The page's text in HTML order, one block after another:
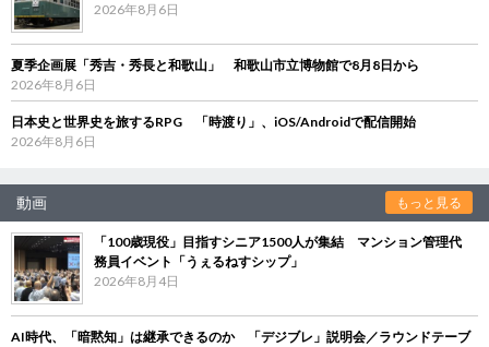
2026年8月6日
夏季企画展「秀吉・秀長と和歌山」 和歌山市立博物館で8月8日から
2026年8月6日
日本史と世界史を旅するRPG 「時渡り」、iOS/Androidで配信開始
2026年8月6日
動画 もっと見る
「100歳現役」目指すシニア1500人が集結 マンション管理代
務員イベント「うぇるねすシップ」
2026年8月4日
AI時代、「暗黙知」は継承できるのか 「デジブレ」説明会／ラウンドテーブ